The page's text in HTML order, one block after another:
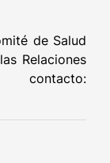
de Salud
Relaciones
contacto: